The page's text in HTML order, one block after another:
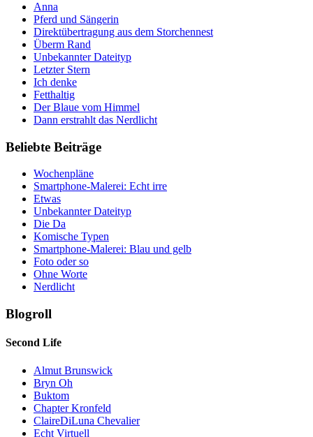
Anna
Pferd und Sängerin
Direktübertragung aus dem Storchennest
Überm Rand
Unbekannter Dateityp
Letzter Stern
Ich denke
Fetthaltig
Der Blaue vom Himmel
Dann erstrahlt das Nerdlicht
Beliebte Beiträge
Wochenpläne
Smartphone-Malerei: Echt irre
Etwas
Unbekannter Dateityp
Die Da
Komische Typen
Smartphone-Malerei: Blau und gelb
Foto oder so
Ohne Worte
Nerdlicht
Blogroll
Second Life
Almut Brunswick
Bryn Oh
Buktom
Chapter Kronfeld
ClaireDiLuna Chevalier
Echt Virtuell